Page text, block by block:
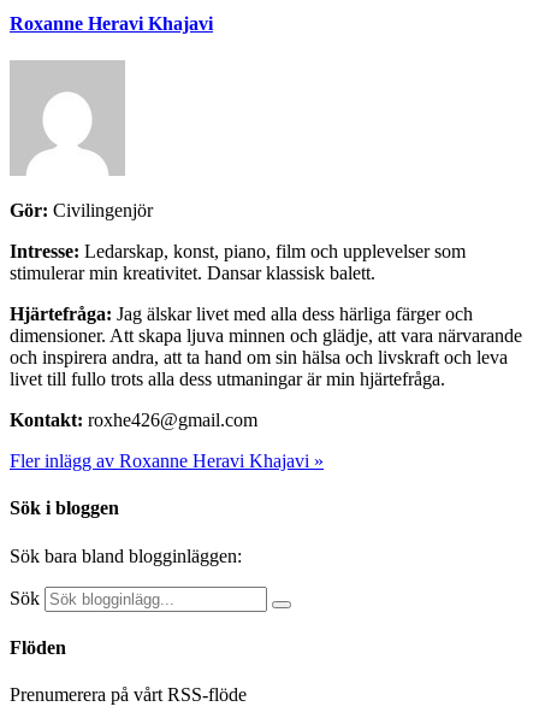
Roxanne Heravi Khajavi
Gör: Civilingenjör
Intresse: Ledarskap, konst, piano, film och upplevelser som
stimulerar min kreativitet. Dansar klassisk balett.
Hjärtefråga: Jag älskar livet med alla dess härliga färger och
dimensioner. Att skapa ljuva minnen och glädje, att vara närvarande
och inspirera andra, att ta hand om sin hälsa och livskraft och leva
livet till fullo trots alla dess utmaningar är min hjärtefråga.
Kontakt: roxhe426@gmail.com
Fler inlägg av Roxanne Heravi Khajavi »
Sök i bloggen
Sök bara bland blogginläggen:
Sök
Flöden
Prenumerera på vårt RSS-flöde